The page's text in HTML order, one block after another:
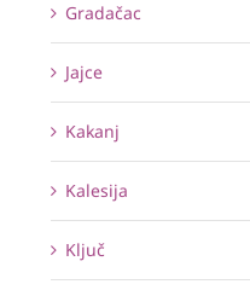
Gradačac
Jajce
Kakanj
Kalesija
Ključ